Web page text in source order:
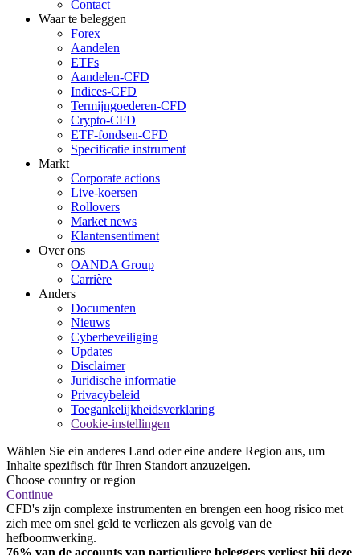
Contact
Waar te beleggen
Forex
Aandelen
ETFs
Aandelen-CFD
Indices-CFD
Termijngoederen-CFD
Crypto-CFD
ETF-fondsen-CFD
Specificatie instrument
Markt
Corporate actions
Live-koersen
Rollovers
Market news
Klantensentiment
Over ons
OANDA Group
Carrière
Anders
Documenten
Nieuws
Cyberbeveiliging
Updates
Disclaimer
Juridische informatie
Privacybeleid
Toegankelijkheidsverklaring
Cookie-instellingen
Wählen Sie ein anderes Land oder eine andere Region aus, um
Inhalte spezifisch für Ihren Standort anzuzeigen.
Choose country or region
Continue
CFD's zijn complexe instrumenten en brengen een hoog risico met
zich mee om snel geld te verliezen als gevolg van de
hefboomwerking.
76% van de accounts van particuliere beleggers verliest bij deze